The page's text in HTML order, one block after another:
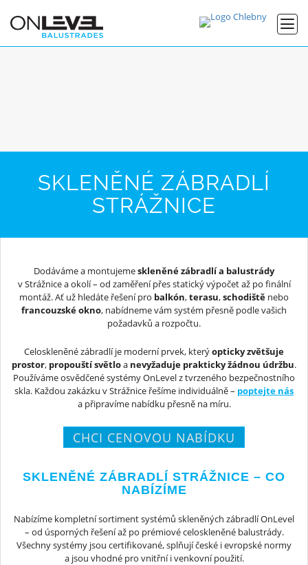
SKLENĚNÉ ZÁBRADLÍ
STRÁŽNICE
Dodáváme a montujemeskleněné zábradlí a balustrády
v Strážnice a okolí – od zaměření přes statický výpočet až po finální
montáž. Ať už hledáte řešení pro balkón,terasu,schodiště nebo
francouzské okno, nabídneme vám systém přesně podle vašich
požadavků a rozpočtu.
Celoskleněné zábradlí je moderní prvek, kterýopticky zvětšuje
prostor, propouští světloa nevyžaduje prakticky žádnou údržbu.
Používáme osvědčené systémy OnLevel z tvrzeného bezpečnostního
skla. Každou zakázku v Strážnice řešíme individuálně – poptejte nás
a připravíme nabídku přesně na míru.
CHCI CENOVOU NABÍDKU
SKLENĚNÉ ZÁBRADLÍ STRÁŽNICE – CO
NABÍZÍME
Nabízíme kompletní sortiment systémů skleněných zábradlí OnLevel
– od úsporných řešení až po prémiové celoskleněné balustrády.
Všechny systémy jsou certifikované, splňují české i evropské normy
a jsou vhodné pro vnitřní i venkovní použití.